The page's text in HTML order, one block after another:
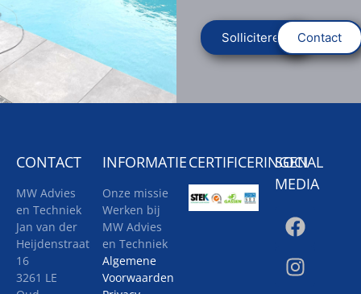
Solliciteren Contact
CONTACT
MW Advies
en Techniek
Jan van der
Heijdenstraat
16
3261 LE
INFORMATIE
Onze missie
Werken bij
MW Advies
en Techniek
Algemene
Voorwaarden
CERTIFICERINGEN
SOCIAL
MEDIA